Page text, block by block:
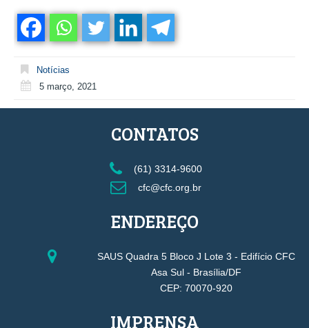
Notícias
5 março, 2021
CONTATOS
(61) 3314-9600
cfc@cfc.org.br
ENDEREÇO
SAUS Quadra 5 Bloco J Lote 3 - Edifício CFC
Asa Sul - Brasília/DF
CEP: 70070-920
IMPRENSA